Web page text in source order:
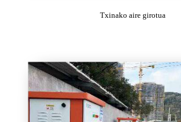
Txinako aire girotua